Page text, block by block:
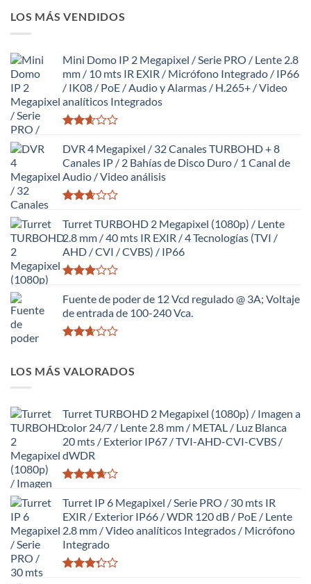
2.63
LOS MÁS VENDIDOS
Mini Domo IP 2 Megapixel / Serie PRO / Lente 2.8
mm / 10 mts IR EXIR / Micrófono Integrado / IP66
/ IK08 / PoE / Audio y Alarmas / H.265+ / Video
analíticos Integrados
con
2.58
de 5
DVR 4 Megapixel / 32 Canales TURBOHD + 8
Canales IP / 2 Bahías de Disco Duro / 1 Canal de
Audio / Video análisis
con
2.63
de 5
Turret TURBOHD 2 Megapixel (1080p) / Lente
2.8 mm / 40 mts IR EXIR / 4 Tecnologías (TVI /
AHD / CVI / CVBS) / IP66
con
2.98
de 5
Fuente de poder de 12 Vcd regulado @ 3A; Voltaje
de entrada de 100-240 Vca.
2.64
LOS MÁS VALORADOS
Turret TURBOHD 2 Megapixel (1080p) / Imagen a
color 24/7 / Lente 2.8 mm / METAL / Luz Blanca
20 mts / Exterior IP67 / TVI-AHD-CVI-CVBS /
dWDR
con
3.63de
5
Turret IP 6 Megapixel / Serie PRO / 30 mts IR
EXIR / Exterior IP66 / WDR 120 dB / PoE / Lente
2.8 mm / Video analíticos Integrados / Micrófono
Integrado